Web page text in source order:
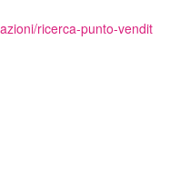
ricerca-punto-vendit